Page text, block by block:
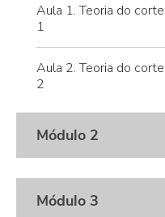
Aula 1. Teoria do
1
Aula 2. Teoria do
2
Módulo 2
Módulo 3